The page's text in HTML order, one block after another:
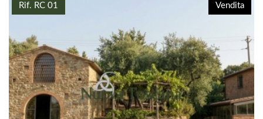
Vendita
Rif. RC 01